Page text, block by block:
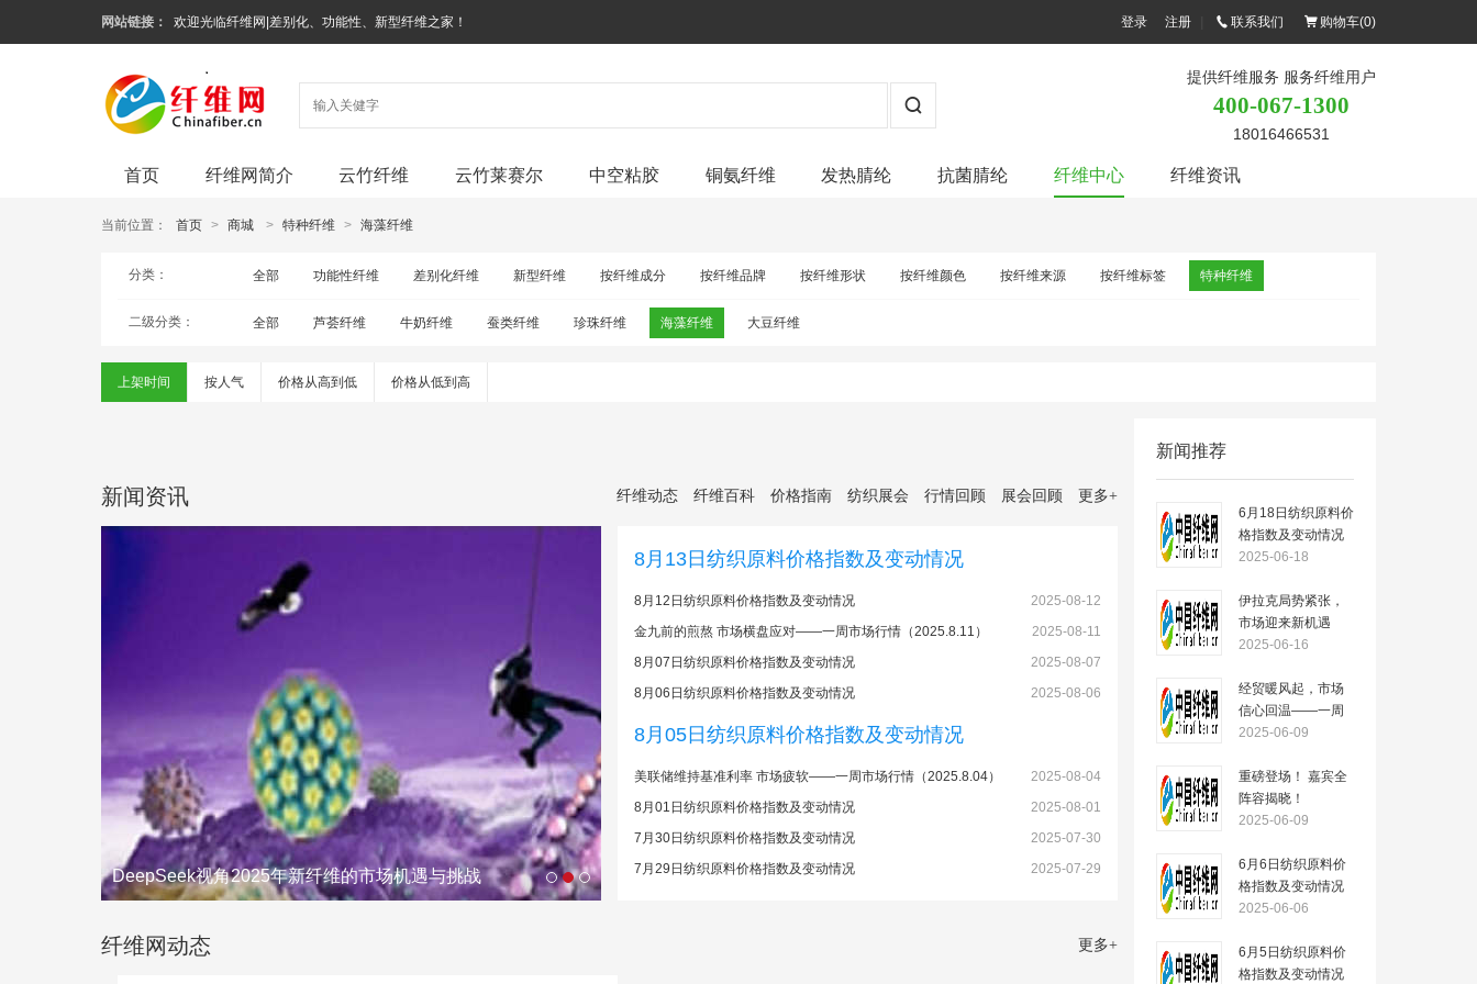
网站链接： 欢迎光临纤维网|差别化、功能性、新型纤维之家！ 登录 注册 联系我们 购物车(0)
提供纤维服务 服务纤维用户
400-067-1300
18016466531
首页 纤维网简介 云竹纤维 云竹莱赛尔 中空粘胶 铜氨纤维 发热腈纶 抗菌腈纶 纤维中心 纤维资讯
当前位置： 首页 > 商城 > 特种纤维 > 海藻纤维
分类： 全部 功能性纤维 差别化纤维 新型纤维 按纤维成分 按纤维品牌 按纤维形状 按纤维颜色 按纤维来源 按纤维标签 特种纤维
二级分类： 全部 芦荟纤维 牛奶纤维 蚕类纤维 珍珠纤维 海藻纤维 大豆纤维
上架时间 按人气 价格从高到低 价格从低到高
新闻资讯 纤维动态 纤维百科 价格指南 纺织展会 行情回顾 展会回顾 更多+
DeepSeek视角2025年新纤维的市场机遇与挑战
8月13日纺织原料价格指数及变动情况
2025-08-12
8月12日纺织原料价格指数及变动情况
2025-08-11
金九前的煎熬 市场横盘应对——一周市场行情（2025.8.11）
2025-08-07
8月07日纺织原料价格指数及变动情况
2025-08-06
8月06日纺织原料价格指数及变动情况
8月05日纺织原料价格指数及变动情况
2025-08-04
美联储维持基准利率 市场疲软——一周市场行情（2025.8.04）
2025-08-01
8月01日纺织原料价格指数及变动情况
2025-07-30
7月30日纺织原料价格指数及变动情况
2025-07-29
7月29日纺织原料价格指数及变动情况
纤维网动态 更多+
新闻推荐
6月18日纺织原料价
格指数及变动情况
2025-06-18
伊拉克局势紧张，
市场迎来新机遇
——一周市场行情
2025-06-16
经贸暖风起，市场
信心回温——一周
市场行情
2025-06-09
重磅登场！ 嘉宾全
阵容揭晓！
2025-06-09
6月6日纺织原料价
格指数及变动情况
2025-06-06
6月5日纺织原料价
格指数及变动情况